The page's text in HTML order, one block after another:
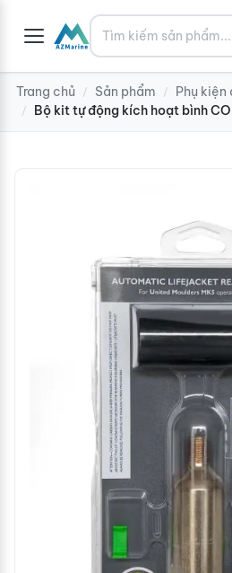
Tìm kiếm
Trang chủ / Sản phẩm / Phụ kiện
/ Bộ kit tự động kích hoạt bình